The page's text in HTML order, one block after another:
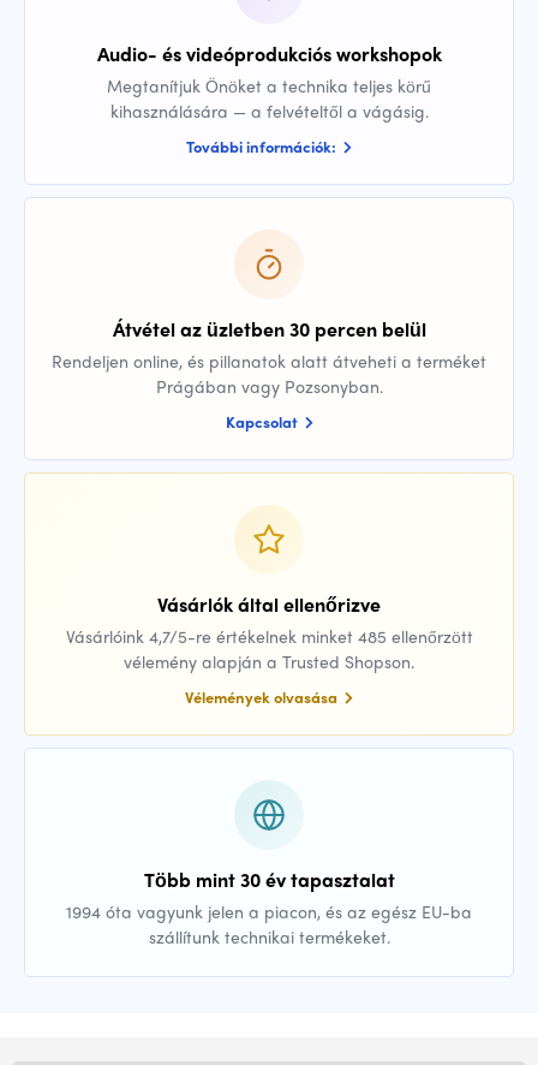
Audio- és videóprodukciós workshopok
Megtanítjuk Önöket a technika teljes körű
kihasználására — a felvételtől a vágásig.
További információk:
Átvétel az üzletben 30 percen belül
Rendeljen online, és pillanatok alatt átveheti a terméket
Prágában vagy Pozsonyban.
Kapcsolat
Vásárlók által ellenőrizve
Vásárlóink 4,7/5-re értékelnek minket 485 ellenőrzött
vélemény alapján a Trusted Shopson.
Vélemények olvasása
Több mint 30 év tapasztalat
1994 óta vagyunk jelen a piacon, és az egész EU-ba
szállítunk technikai termékeket.